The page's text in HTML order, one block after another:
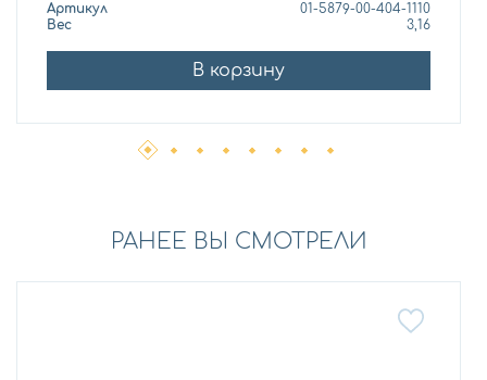
Артикул
01-5879-00-404-1110
Вес
3,16
В корзину
РАНЕЕ ВЫ СМОТРЕЛИ